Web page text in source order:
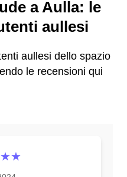
a Aulla: le
aullesi
aullesi dello spazio
le recensioni qui